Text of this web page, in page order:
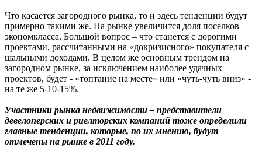
Что касается загородного рынка, то и здесь тенденции будут
примерно такими же. На рынке увеличится доля поселков
экономкласса. Большой вопрос – что станется с дорогими
проектами, рассчитанными на «докризисного» покупателя с
шальными доходами. В целом же основным трендом на
загородном рынке, за исключением наиболее удачных
проектов, будет - «топтание на месте» или «чуть-чуть вниз» -
на те же 5-10-15%.
Участники рынка недвижимости – представители
девелоперских и риелторских компаний тоже определили
главные тенденции, которые, по их мнению, будут
отмечены на рынке в 2011 году.